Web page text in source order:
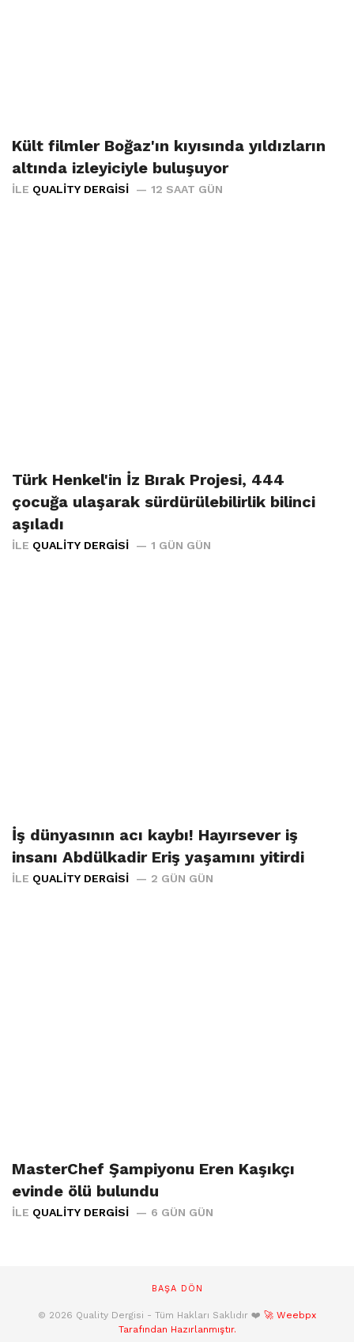
Kült filmler Boğaz'ın kıyısında yıldızların
altında izleyiciyle buluşuyor
İLE QUALITY DERGISI 12 SAAT GÜN
Türk Henkel'in İz Bırak Projesi, 444
çocuğa ulaşarak sürdürülebilirlik bilinci
aşıladı
İLE QUALITY DERGISI 1 GÜN GÜN
İş dünyasının acı kaybı! Hayırsever iş
insanı Abdülkadir Eriş yaşamını yitirdi
İLE QUALITY DERGISI 2 GÜN GÜN
MasterChef Şampiyonu Eren Kaşıkçı
evinde ölü bulundu
İLE QUALITY DERGISI 6 GÜN GÜN
BAŞA DÖN
© 2026 Quality Dergisi - Tüm Hakları Saklıdır ❤️ 🚀 Weebpx
Tarafından Hazırlanmıştır.